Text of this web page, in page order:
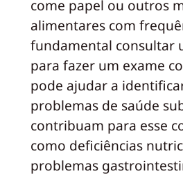
come papel ou outros
alimentares com
fundamental consultar
para fazer um exame
pode ajudar a
problemas de saúde
contribuam para esse
como deficiências
problemas